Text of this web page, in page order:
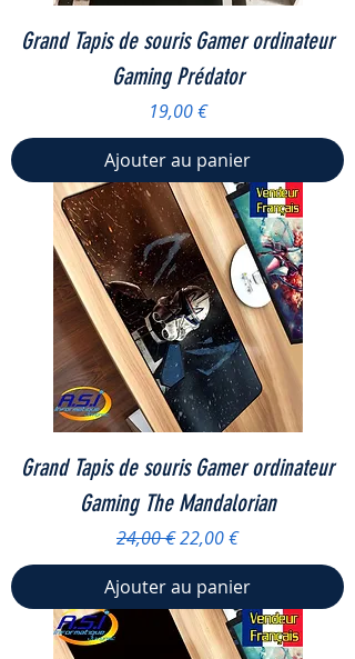
Grand Tapis de souris Gamer ordinateur
Gaming Prédator
Prix
19,00 €
Ajouter au panier
Grand Tapis de souris Gamer ordinateur
Gaming The Mandalorian
Prix original
24,00 €Prix promotionnel
22,00 €
Ajouter au panier